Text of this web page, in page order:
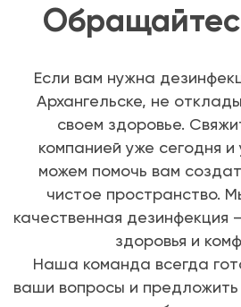
Если вам нужна
Архангельске, не
своем здоровье.
компанией уже сегодня и
можем помочь вам
чистое пространство.
качественная дезинфекция
здоровья и
Наша команда всегда
ваши вопросы и